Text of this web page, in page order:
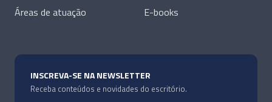
Áreas de atuação
E-books
INSCREVA-SE NA NEWSLETTER
Receba conteúdos e novidades do escritório.